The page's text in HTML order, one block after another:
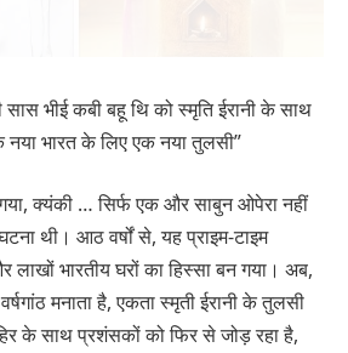
भीई कबी बहू थि को स्मृति ईरानी के साथ
भारत के लिए एक नया तुलसी”
क्यंकी … सिर्फ एक और साबुन ओपेरा नहीं
थी। आठ वर्षों से, यह प्राइम-टाइम
लाखों भारतीय घरों का हिस्सा बन गया। अब,
मनाता है, एकता स्मृती ईरानी के तुलसी
के साथ प्रशंसकों को फिर से जोड़ रहा है,